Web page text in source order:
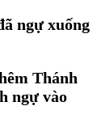
ngự xuống
Thánh
ngự vào